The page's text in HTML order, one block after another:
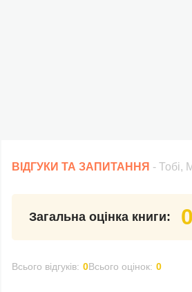
ВІДГУКИ ТА ЗАПИТАННЯ - Тобі,
Загальна оцінка книги:
Всього відгуків: 0Всього оцінок: 0